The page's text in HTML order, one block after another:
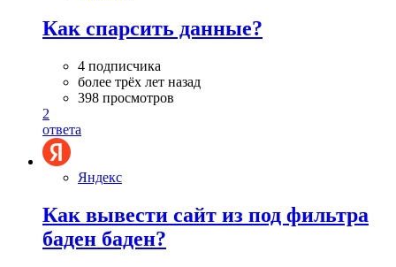
Как спарсить данные?
4 подписчика
более трёх лет назад
398 просмотров
2
ответа
Яндекс
Как вывести сайт из под фильтра
баден баден?